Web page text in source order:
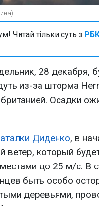
Читай тільки суть з
28 декабря,
из-за шторма
Осадки
Диденко, в
ветер, который
до 25 м/с. В
быть особо
деревьями,